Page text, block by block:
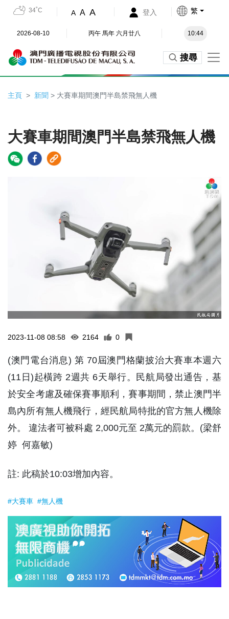
34˚C A A A 登入 繁
2026-08-10 丙午 馬年 六月廿八 10:44
搜尋
主頁 新聞 > 大賽車期間澳門半島禁飛無人機
大賽車期間澳門半島禁飛無人機
2023-11-08 08:58 2164 0
(澳門電台消息) 第 70屆澳門格蘭披治大賽車本週六
(11日)起橫跨 2週共 6天舉行。民航局發出通告，基
於安全考慮及確保賽事順利，賽事期間，禁止澳門半
島內所有無人機飛行，經民航局特批的官方無人機除
外。 違法者可被科處 2,000元至 2萬元的罰款。(梁舒
婷 何嘉敏)
註: 此稿於10:03增加內容。
#大賽車 #無人機